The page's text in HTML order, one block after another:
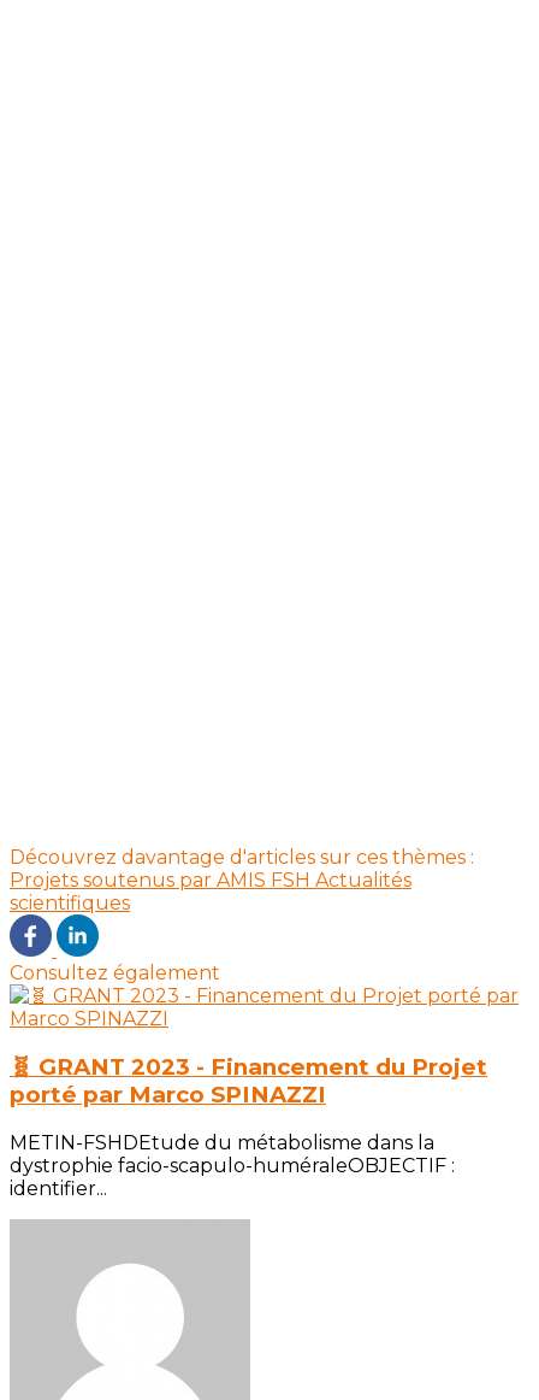
Découvrez davantage d'articles sur ces thèmes :
Projets soutenus par AMIS FSH Actualités
scientifiques
Consultez également
🧬 GRANT 2023 - Financement du Projet
porté par Marco SPINAZZI
METIN-FSHDEtude du métabolisme dans la
dystrophie facio-scapulo-huméraleOBJECTIF :
identifier...